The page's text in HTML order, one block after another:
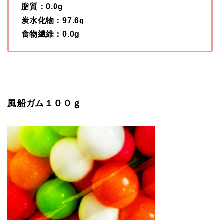
脂質：0.0g
炭水化物：97.6g
食物繊維：0.0g
風船ガム１００ｇ